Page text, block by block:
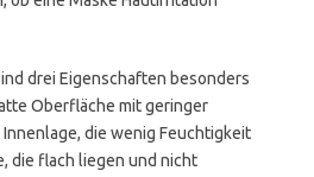
drei Eigenschaften besonders
Oberfläche mit geringer
die wenig Feuchtigkeit
die flach liegen und nicht